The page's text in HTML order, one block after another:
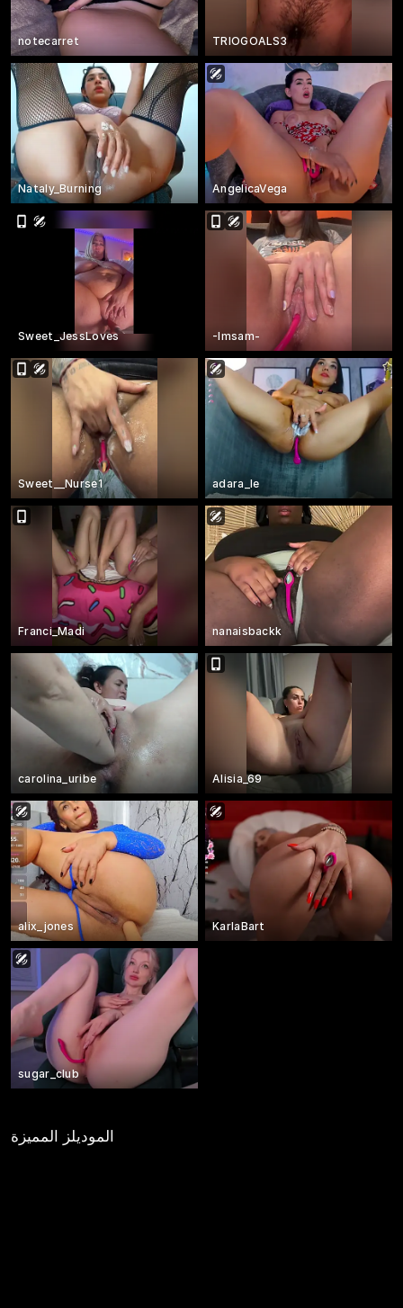
notecarret TRIOGOALS3
Nataly_Burning AngelicaVega
Sweet_JessLoves -Imsam-
Sweet__Nurse1 adara_le
Franci_Madi nanaisbackk
carolina_uribe Alisia_69
alix_jones KarlaBart
sugar_club
الموديلز المميزة